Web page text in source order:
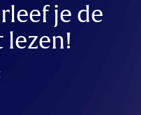
je de
lezen!